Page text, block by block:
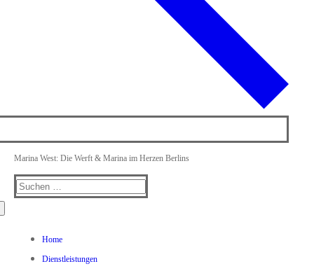
Marina West: Die Werft & Marina im Herzen Berlins
Suchen
Home
Dienstleistungen